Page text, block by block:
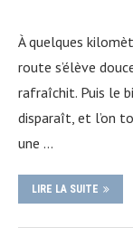
À quelques
route s’élève
rafraîchit. Puis le
disparaît, et l’on
une …
LIRE LA SUITE